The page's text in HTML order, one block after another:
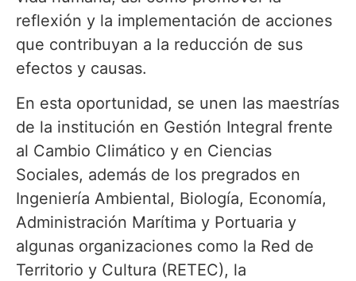
reflexión y la implementación de acciones
que contribuyan a la reducción de sus
efectos y causas.
En esta oportunidad, se unen las maestrías
de la institución en Gestión Integral frente
al Cambio Climático y en Ciencias
Sociales, además de los pregrados en
Ingeniería Ambiental, Biología, Economía,
Administración Marítima y Portuaria y
algunas organizaciones como la Red de
Territorio y Cultura (RETEC), la